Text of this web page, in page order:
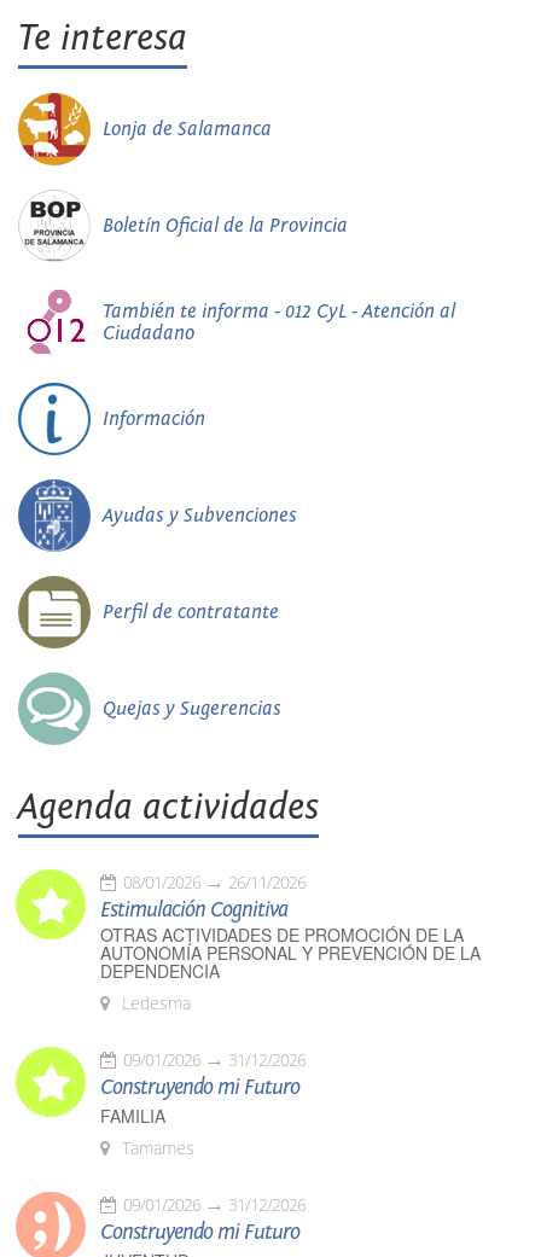
Te interesa
Lonja de Salamanca
Boletín Oficial de la Provincia
También te informa - 012 CyL - Atención al
Ciudadano
Información
Ayudas y Subvenciones
Perfil de contratante
Quejas y Sugerencias
Agenda actividades
08/01/2026 26/11/2026
Estimulación Cognitiva
OTRAS ACTIVIDADES DE PROMOCIÓN DE LA
AUTONOMÍA PERSONAL Y PREVENCIÓN DE LA
DEPENDENCIA
Ledesma
09/01/2026 31/12/2026
Construyendo mi Futuro
FAMILIA
Tamames
09/01/2026 31/12/2026
Construyendo mi Futuro